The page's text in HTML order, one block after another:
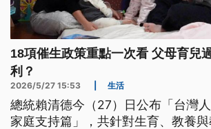
18項催生政策重點一次看 父母育兒
利？
2026/5/27 15:53 生活
總統賴清德今（27）日公布「台灣
家庭支持篇」，共針對生育、教養